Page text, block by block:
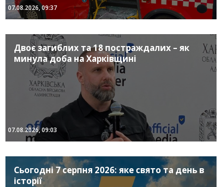
07.08.2026, 09:37
Двоє загиблих та 18 постраждалих – як
минула доба на Харківщині
07.08.2026, 09:03
Сьогодні 7 серпня 2026: яке свято та день в
історії